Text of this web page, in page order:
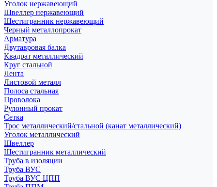
Уголок нержавеющий
Швеллер нержавеющий
Шестигранник нержавеющий
Черный металлопрокат
Арматура
Двутавровая балка
Квадрат металлический
Круг стальной
Лента
Листовой металл
Полоса стальная
Проволока
Рулонный прокат
Сетка
Трос металлический/стальной (канат металлический)
Уголок металлический
Швеллер
Шестигранник металлический
Труба в изоляции
Труба ВУС
Труба ВУС ЦПП